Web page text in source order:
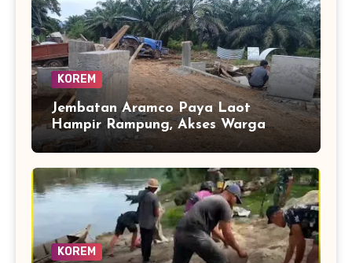
KOREM
Jembatan Aramco Paya Laot
Hampir Rampung, Akses Warga
Segera Makin Lancar
KOREM